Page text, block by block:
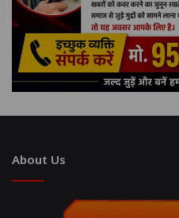
About Us